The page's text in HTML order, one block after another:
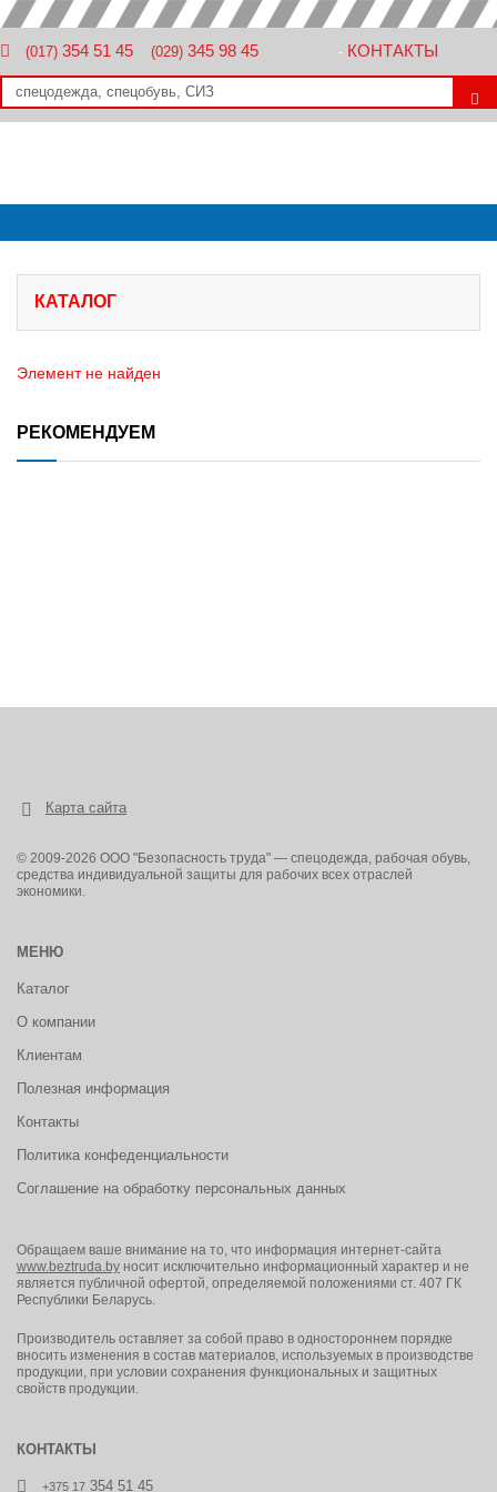
(017) 354 51 45 (029) 345 98 45 - КОНТАКТЫ
КАТАЛОГ
Элемент не найден
РЕКОМЕНДУЕМ
Карта сайта
© 2009-2026 ООО "Безопасность труда" — спецодежда, рабочая обувь,
средства индивидуальной защиты для рабочих всех отраслей
экономики.
МЕНЮ
Каталог
О компании
Клиентам
Полезная информация
Контакты
Политика конфеденциальности
Соглашение на обработку персональных данных
Обращаем ваше внимание на то, что информация интернет-сайта
www.beztruda.by носит исключительно информационный характер и не
является публичной офертой, определяемой положениями ст. 407 ГК
Республики Беларусь.
Производитель оставляет за собой право в одностороннем порядке
вносить изменения в состав материалов, используемых в производстве
продукции, при условии сохранения функциональных и защитных
свойств продукции.
КОНТАКТЫ
+375 17 354 51 45